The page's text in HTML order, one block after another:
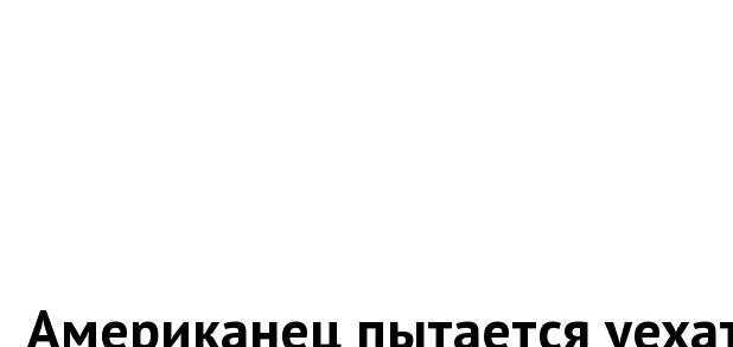
Американец пытается